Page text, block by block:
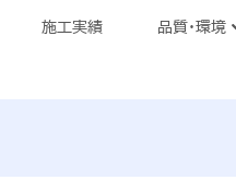
施工実績 品質・環境